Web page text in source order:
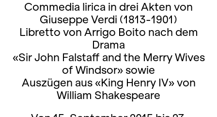
Commedia lirica in drei Akten von
Giuseppe Verdi (1813-1901)
Libretto von Arrigo Boito nach dem
Drama
«Sir John Falstaff and the Merry Wives
of Windsor» sowie
Auszügen aus «King Henry IV» von
William Shakespeare